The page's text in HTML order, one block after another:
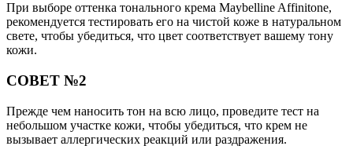
При выборе оттенка тонального крема Maybelline Affinitone,
рекомендуется тестировать его на чистой коже в натуральном
свете, чтобы убедиться, что цвет соответствует вашему тону
кожи.
СОВЕТ №2
Прежде чем наносить тон на всю лицо, проведите тест на
небольшом участке кожи, чтобы убедиться, что крем не
вызывает аллергических реакций или раздражения.